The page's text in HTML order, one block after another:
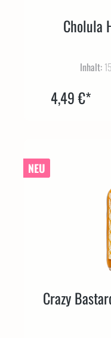
Cholula
Inhalt:
4,49 €*
NEU
Crazy